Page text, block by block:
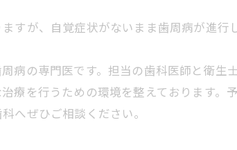
すが、自覚症状がないまま歯周病が進
病の専門医です。担当の歯科医師と衛生
療を行うための環境を整えております。
へぜひご相談ください。